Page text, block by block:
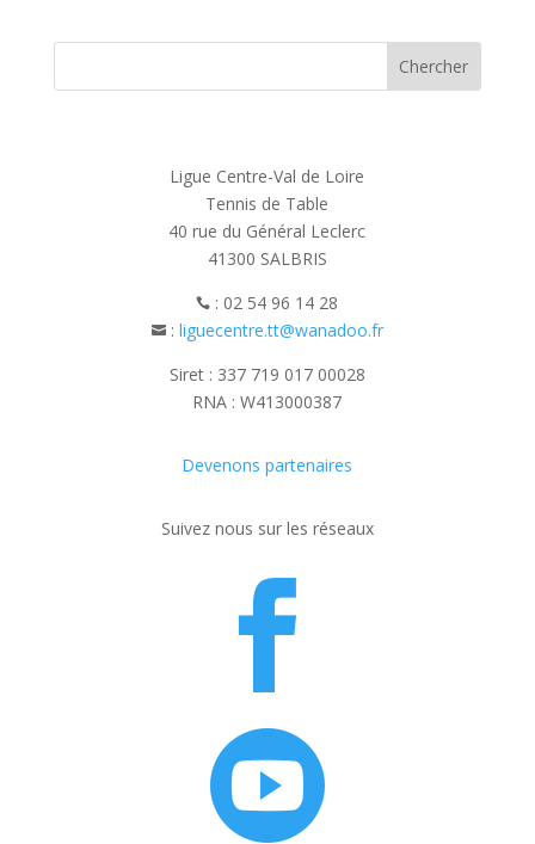
Ligue Centre-Val de Loire
Tennis de Table
40 rue du Général Leclerc
41300 SALBRIS
 : 02 54 96 14 28
: liguecentre.tt@wanadoo.fr
Siret : 337 719 017 00028
RNA : W413000387
Devenons partenaires
Suivez nous sur les réseaux

